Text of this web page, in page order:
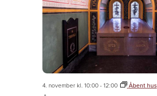
4. november kl. 10:00-12:00 Åbent hus